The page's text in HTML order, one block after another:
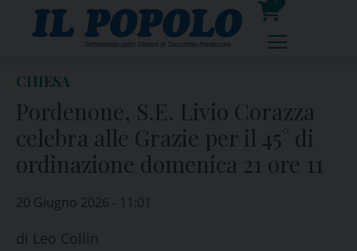
0
prodotti
CHIESA
Pordenone, S.E. Livio Corazza
celebra alle Grazie per il 45° di
ordinazione domenica 21 ore 11
20 Giugno 2026 - 11:01
di Leo Collin